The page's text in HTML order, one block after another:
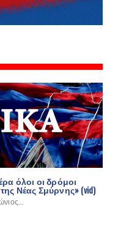
όλοι οι δρόμοι
Νέας Σμύρνης» (vid)